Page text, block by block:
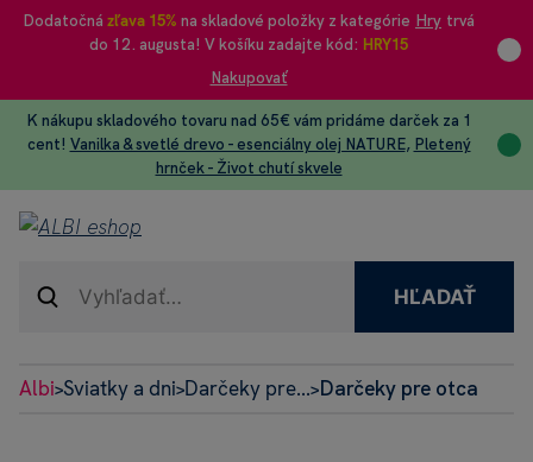
Dodatočná zľava 15% na skladové položky z kategórie Hry trvá
do 12. augusta! V košíku zadajte kód: HRY15
Nakupovať
K nákupu skladového tovaru nad 65€ vám pridáme darček za 1
cent! Vanilka & svetlé drevo - esenciálny olej NATURE, Pletený
hrnček - Život chutí skvele
HĽADAŤ
Albi>Sviatky a dni>Darčeky pre...>Darčeky pre otca